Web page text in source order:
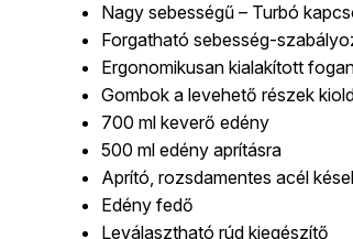
Nagy sebességű – Turbó
Forgatható sebesség-
Ergonomikusan kialakított
Gombok a levehető részek
700 ml keverő edény
500 ml edény aprításra
Aprító, rozsdamentes acél
Edény fedő
Leválasztható rúd kiegészítő